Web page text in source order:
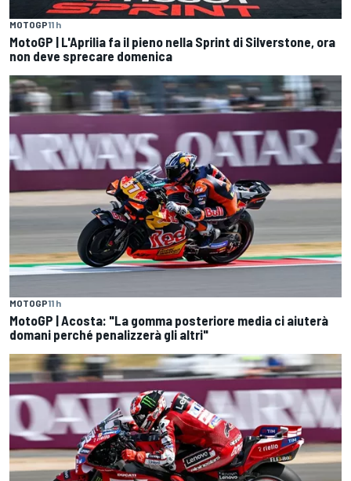
MOTOGP11 h
MotoGP | L'Aprilia fa il pieno nella Sprint di Silverstone, ora
non deve sprecare domenica
MOTOGP11 h
MotoGP | Acosta: "La gomma posteriore media ci aiuterà
domani perché penalizzerà gli altri"